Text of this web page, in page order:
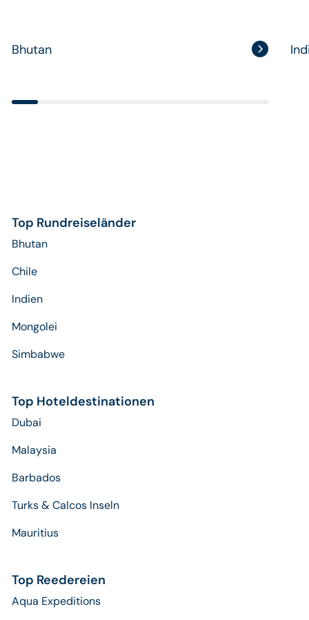
Bhutan
Top Rundreiseländer
Bhutan
Chile
Indien
Mongolei
Simbabwe
Top Hoteldestinationen
Dubai
Malaysia
Barbados
Turks & Calcos Inseln
Mauritius
Top Reedereien
Aqua Expeditions